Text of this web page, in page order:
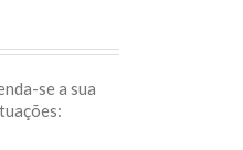
se a sua